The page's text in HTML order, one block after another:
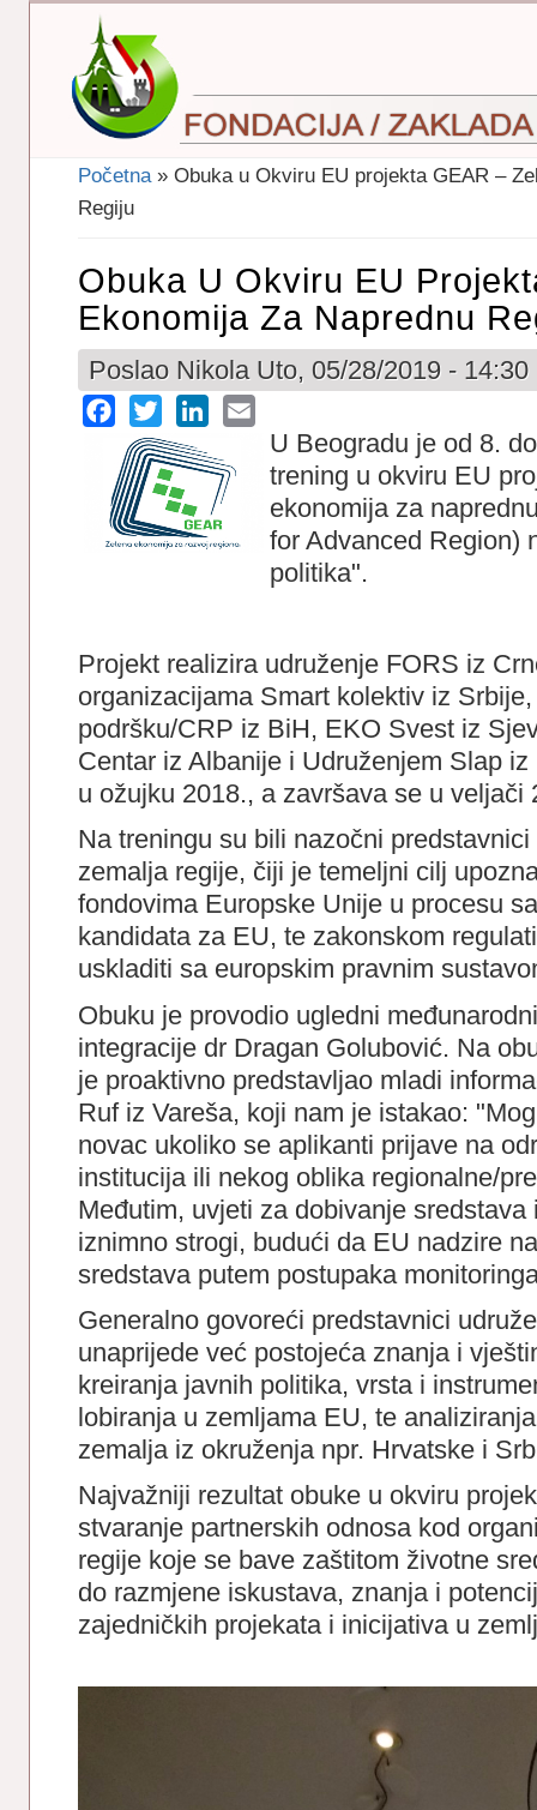
Vi Ste Ovdje
Početna» Obuka u Okviru EU projekta GEAR –
Regiju
Obuka U Okviru EU
Ekonomija Za Naprednu
Poslao Nikola Uto, 05/28/2019 - 14:30
Facebook
Twitter LinkedIn
U Beogradu je od 8.
trening u okviru EU
ekonomija za
for Advanced Region)
politika".
Projekt realizira udruženje FORS iz
organizacijama Smart kolektiv iz
podršku/CRP iz BiH, EKO Svest iz
Centar iz Albanije i Udruženjem Slap
u ožujku 2018., a završava se u veljači
Na treningu su bili nazočni
zemalja regije, čiji je temeljni cilj
fondovima Europske Unije u procesu
kandidata za EU, te zakonskom
uskladiti sa europskim pravnim
Obuku je provodio ugledni
integracije dr Dragan Golubović. Na
je proaktivno predstavljao mladi
Ruf iz Vareša, koji nam je istakao:
novac ukoliko se aplikanti prijave na
institucija ili nekog oblika regionalne/
Međutim, uvjeti za dobivanje sredstava
iznimno strogi, budući da EU nadzire
sredstava putem postupaka
Generalno govoreći predstavnici
unaprijede već postojeća znanja i
kreiranja javnih politika, vrsta i
lobiranja u zemljama EU, te
zemalja iz okruženja npr. Hrvatske i
Najvažniji rezultat obuke u okviru
stvaranje partnerskih odnosa kod
regije koje se bave zaštitom životne
do razmjene iskustava, znanja i
zajedničkih projekata i inicijativa u